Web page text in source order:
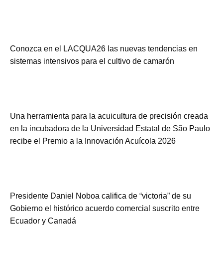
Conozca en el LACQUA26 las nuevas tendencias en
sistemas intensivos para el cultivo de camarón
Una herramienta para la acuicultura de precisión creada
en la incubadora de la Universidad Estatal de São Paulo
recibe el Premio a la Innovación Acuícola 2026
Presidente Daniel Noboa califica de “victoria” de su
Gobierno el histórico acuerdo comercial suscrito entre
Ecuador y Canadá